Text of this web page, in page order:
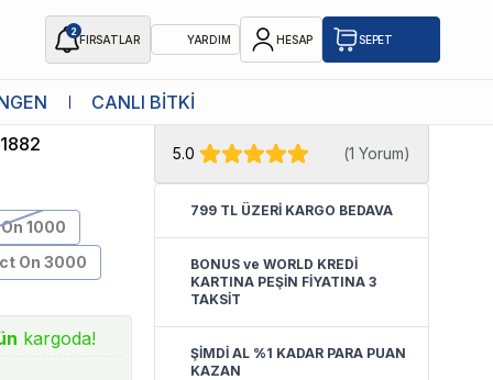
2
FIRSATLAR YARDIM HESAP SEPET
CANLI BİTKİ
1000
On 3000
kargoda!
★ Atakan Petshop,
satıcısıdır.
5.0 (1 Yorum)
799 TL ÜZERİ KARGO BEDAVA
BONUS ve WORLD KREDİ
KARTINA PEŞİN FİYATINA 3
TAKSİT
ŞİMDİ AL %1 KADAR PARA PUAN
KAZAN